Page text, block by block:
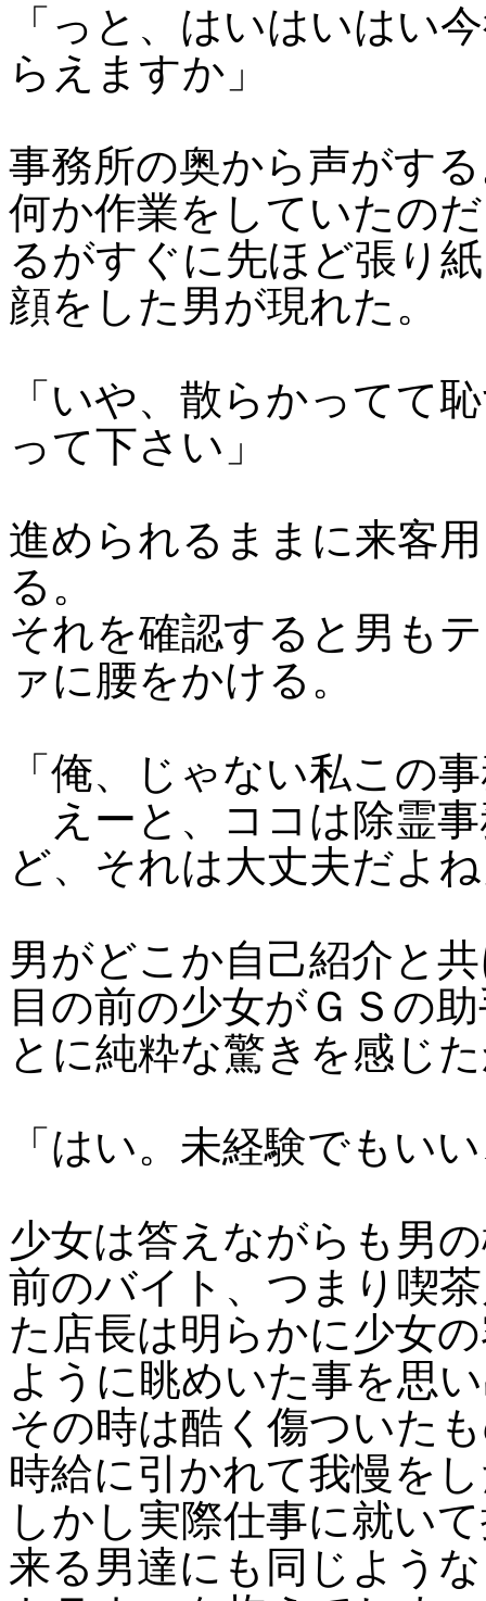
「っと、はいはいはい
らえますか」
事務所の奥から声がす
何か作業をしていたの
るがすぐに先ほど張り
顔をした男が現れた。
「いや、散らかってて
って下さい」
進められるままに来客
る。
それを確認すると男も
ァに腰をかける。
「俺、じゃない私この
えーと、ココは除霊
ど、それは大丈夫だよ
男がどこか自己紹介と
目の前の少女がＧＳの
とに純粋な驚きを感じ
「はい。未経験でもい
少女は答えながらも男
前のバイト、つまり喫
た店長は明らかに少女
ように眺めいた事を思
その時は酷く傷ついた
時給に引かれて我慢を
しかし実際仕事に就い
来る男達にも同じよう